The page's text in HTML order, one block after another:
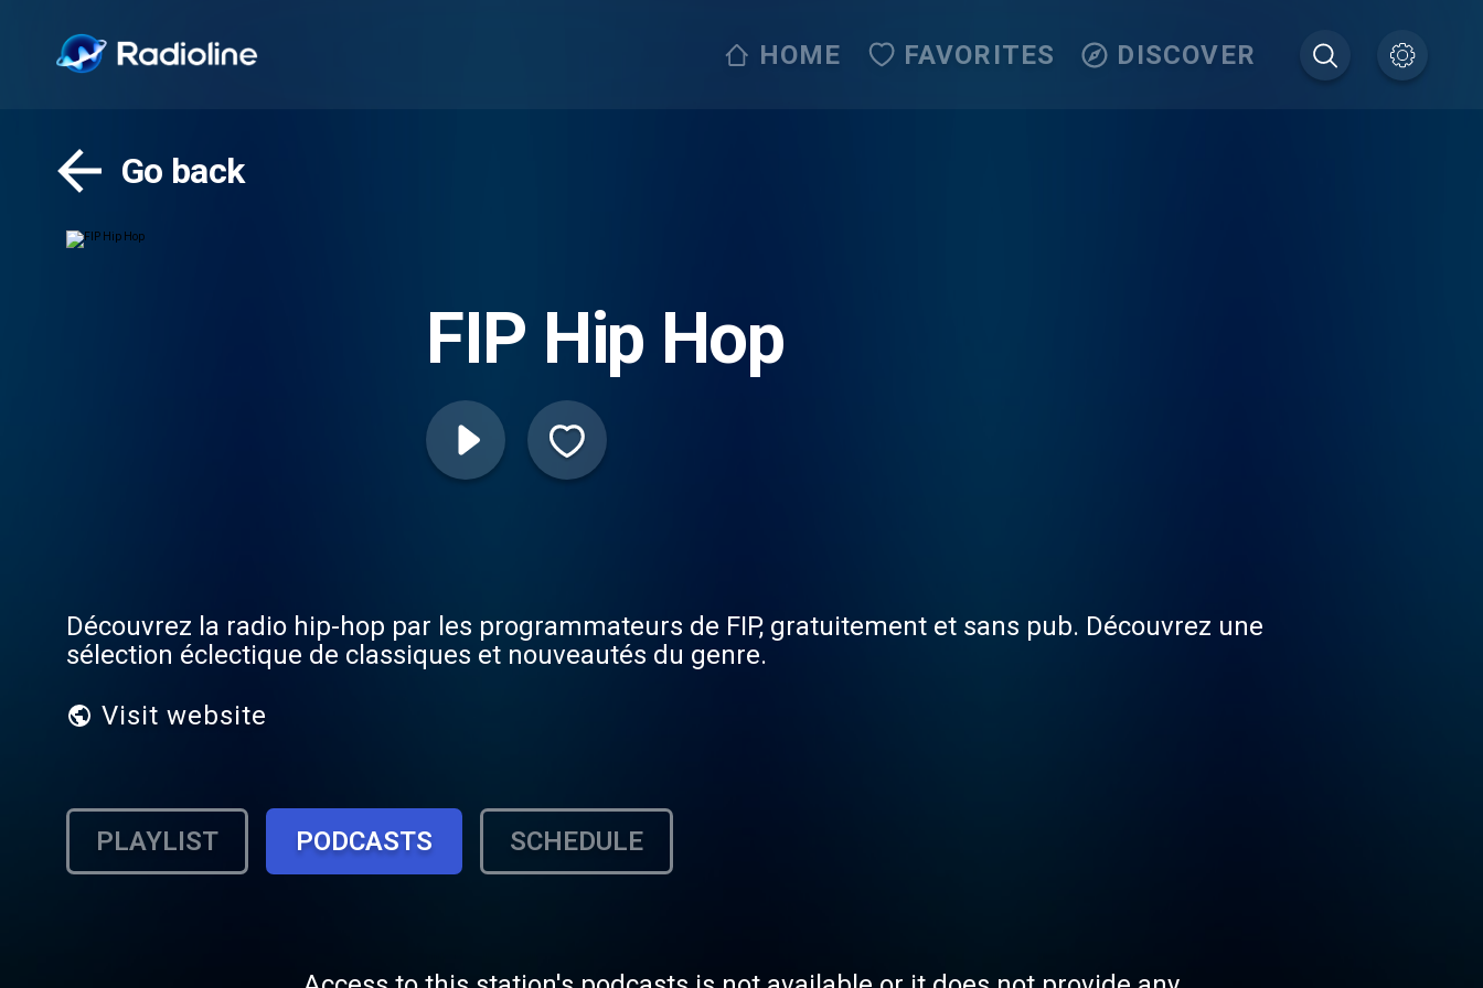
HOME FAVORITES DISCOVER
Go back
FIP Hip Hop
Découvrez la radio hip-hop par les programmateurs de FIP, gratuitement et sans pub. Découvrez une
sélection éclectique de classiques et nouveautés du genre.
Visit website
PLAYLIST PODCASTS SCHEDULE